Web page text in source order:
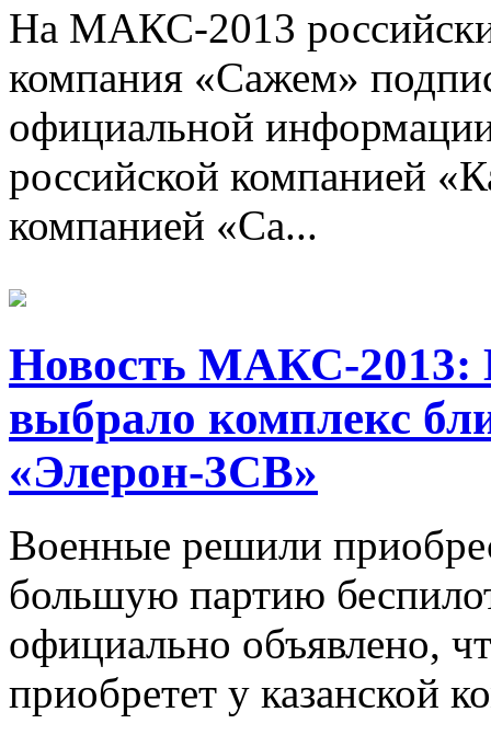
На МАКС-2013
компания «Сажем»
официальной
российской компанией
компанией «Са...
Новость МАКС-2013:
выбрало комплекс
«Элерон-3СВ»
Военные решили
большую партию
официально объявлено,
приобретет у казанской